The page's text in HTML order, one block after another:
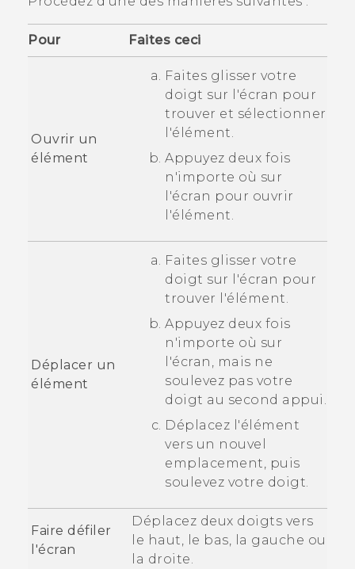
Pour Faites ceci
Ouvrir un
élément
Faites glisser votre
doigt sur l'écran pour
trouver et sélectionner
l'élément.
Appuyez deux fois
n'importe où sur
l'écran pour ouvrir
l'élément.
Déplacer un
élément
Faites glisser votre
doigt sur l'écran pour
trouver l'élément.
Appuyez deux fois
n'importe où sur
l'écran, mais ne
soulevez pas votre
doigt au second appui.
Déplacez l'élément
vers un nouvel
emplacement, puis
soulevez votre doigt.
Faire défiler
l'écran
Déplacez deux doigts vers
le haut, le bas, la gauche ou
la droite.